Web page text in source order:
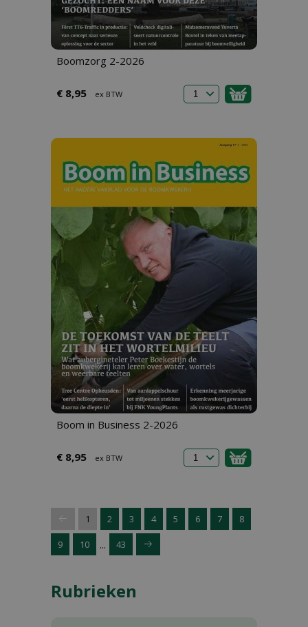
Boomzorg 2-2026
€ 8,95 ex BTW
Boom in Business 2-2026
€ 8,95 ex BTW
1 2 3 4 5 6 7 8
9 10 ... 43
Rubrieken